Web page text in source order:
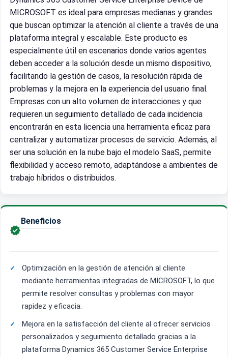
MICROSOFT es ideal para empresas medianas y grandes
que buscan optimizar la atención al cliente a través de una
plataforma integral y escalable. Este producto es
especialmente útil en escenarios donde varios agentes
deben acceder a la solución desde un mismo dispositivo,
facilitando la gestión de casos, la resolución rápida de
problemas y la mejora en la experiencia del usuario final.
Empresas con un alto volumen de interacciones y que
requieren un seguimiento detallado de cada incidencia
encontrarán en esta licencia una herramienta eficaz para
centralizar y automatizar procesos de servicio. Además, al
ser una solución en la nube bajo el modelo SaaS, permite
flexibilidad y acceso remoto, adaptándose a ambientes de
trabajo híbridos o distribuidos.

Beneficios
Optimización en la gestión de atención al cliente
mediante herramientas integradas de MICROSOFT, lo que
permite resolver consultas y problemas con mayor
rapidez y eficacia.
Mejora en la satisfacción del cliente al ofrecer servicios
personalizados y seguimiento detallado gracias a la
plataforma Dynamics 365 Customer Service Enterprise